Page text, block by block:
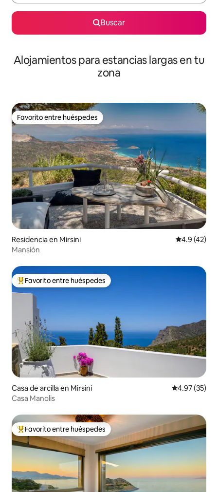
Buscar
Alojamientos para estancias largas en tu
zona
Favorito entre huéspedes
Favorito entre huéspedes
Residencia en Mirsini Calificación
4.9 (42)
Mansión
De los mejores en Favorito entre huéspedes
Favorito entre huéspedes
Casa de arcilla en Mirsini Calificación
4.97 (35)
Casa Manolis
De los mejores en Favorito entre huéspedes
Favorito entre huéspedes